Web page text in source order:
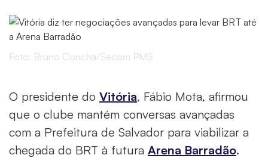
Foto: Bruno Concha/Secom PMS
O presidente do Vitória, Fábio Mota, afirmou
que o clube mantém conversas avançadas
com a Prefeitura de Salvador para viabilizar a
chegada do BRT à futura Arena Barradão.